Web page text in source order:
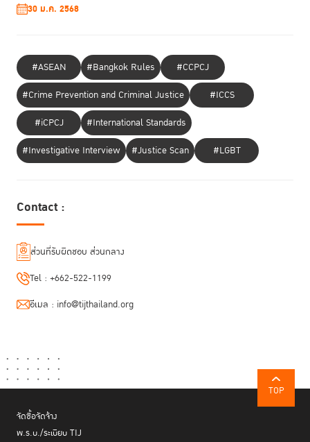
30 ม.ค. 2568
#ASEAN #Bangkok Rules
#CCPCJ
#Crime Prevention and Criminal Justice
#ICCS
#iCPCJ
#International Standards
#Investigative Interview
#Justice Scan #LGBT
Contact :
ส่วนที่รับผิดชอบ ส่วนกลาง
Tel : +662-522-1199
อีเมล : info@tijthailand.org
TOP
จัดซื้อจัดจ้าง
พ.ร.บ./ระเบียบ TIJ